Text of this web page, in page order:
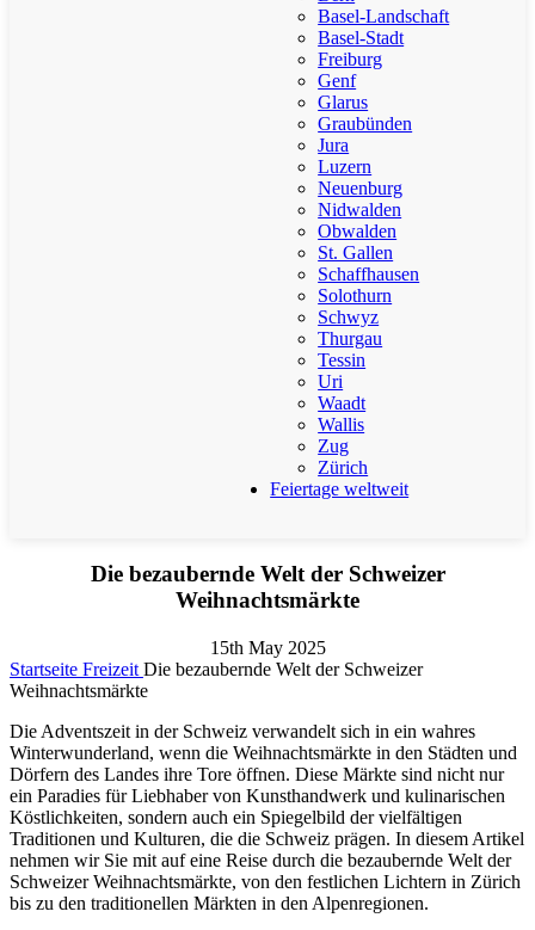
Basel-Landschaft
Basel-Stadt
Freiburg
Genf
Glarus
Graubünden
Jura
Luzern
Neuenburg
Nidwalden
Obwalden
St. Gallen
Schaffhausen
Solothurn
Schwyz
Thurgau
Tessin
Uri
Waadt
Wallis
Zug
Zürich
Feiertage weltweit
Die bezaubernde Welt der Schweizer
Weihnachtsmärkte
15th May 2025
Startseite Freizeit Die bezaubernde Welt der Schweizer
Weihnachtsmärkte
Die Adventszeit in der Schweiz verwandelt sich in ein wahres
Winterwunderland, wenn die Weihnachtsmärkte in den Städten und
Dörfern des Landes ihre Tore öffnen. Diese Märkte sind nicht nur
ein Paradies für Liebhaber von Kunsthandwerk und kulinarischen
Köstlichkeiten, sondern auch ein Spiegelbild der vielfältigen
Traditionen und Kulturen, die die Schweiz prägen. In diesem Artikel
nehmen wir Sie mit auf eine Reise durch die bezaubernde Welt der
Schweizer Weihnachtsmärkte, von den festlichen Lichtern in Zürich
bis zu den traditionellen Märkten in den Alpenregionen.